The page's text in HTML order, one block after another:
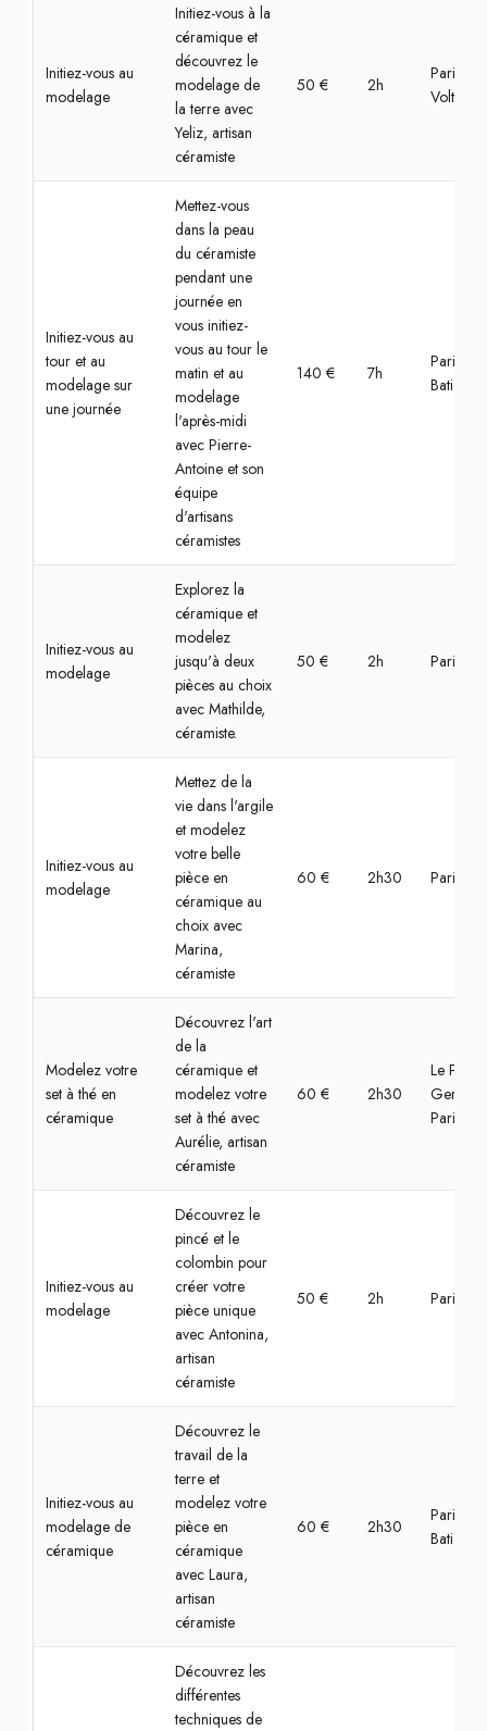
Initiez-vous au
modelage
Initiez-vous à la
céramique et
découvrez le
modelage de
la terre avec
Yeliz, artisan
céramiste
50 € 2h
Paris,
Voltaire
Initiez-vous au
tour et au
modelage sur
une journée
Mettez-vous
dans la peau
du céramiste
pendant une
journée en
vous initiez-
vous au tour le
matin et au
modelage
l'après-midi
avec Pierre-
Antoine et son
équipe
d'artisans
céramistes
140 € 7h
Paris,
Initiez-vous au
modelage
Explorez la
céramique et
modelez
jusqu'à deux
pièces au choix
avec Mathilde,
céramiste.
50 € 2h Paris,
Initiez-vous au
modelage
Mettez de la
vie dans l'argile
et modelez
votre belle
pièce en
céramique au
choix avec
Marina,
céramiste
60 € 2h30 Paris,
Modelez votre
set à thé en
céramique
Découvrez l'art
de la
céramique et
modelez votre
set à thé avec
Aurélie, artisan
céramiste
60 € 2h30
Le Pré-
Gervais,
Paris
Initiez-vous au
modelage
Découvrez le
pincé et le
colombin pour
créer votre
pièce unique
avec Antonina,
artisan
céramiste
50 € 2h Paris,
Initiez-vous au
modelage de
céramique
Découvrez le
travail de la
terre et
modelez votre
pièce en
céramique
avec Laura,
artisan
céramiste
60 € 2h30
Paris,
Découvrez les
différentes
techniques de